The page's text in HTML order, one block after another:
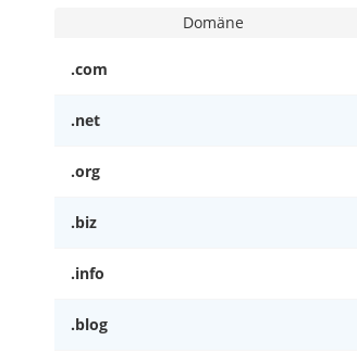
Domäne
.com
.net
.org
.biz
.info
.blog